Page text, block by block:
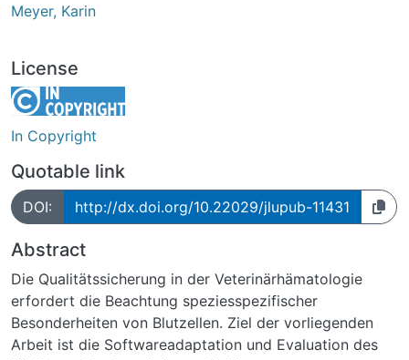
Meyer, Karin
License
In Copyright
Quotable link
DOI: http://dx.doi.org/10.22029/jlupub-11431
Abstract
Die Qualitätssicherung in der Veterinärhämatologie
erfordert die Beachtung speziesspezifischer
Besonderheiten von Blutzellen. Ziel der vorliegenden
Arbeit ist die Softwareadaptation und Evaluation des